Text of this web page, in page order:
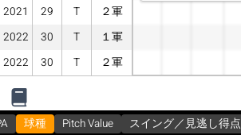
2021
29 T
２軍
2022
30 T
１軍
2022
30 T ２軍
球種 Pitch Value スイング／見逃し得点